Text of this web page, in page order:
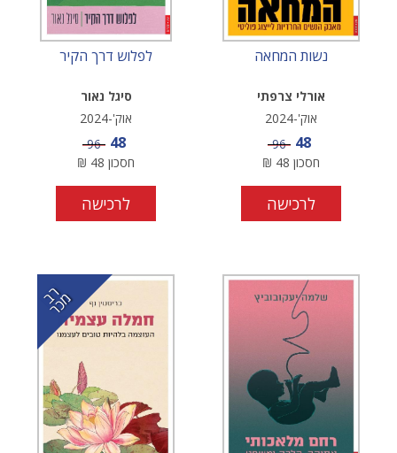
נשות המחאה
אורלי צרפתי
אוק'-2024
מחיר מבצע
48 מחיר
96
חסכון 48
₪
לרכישה
לפלוש דרך הקיר
סיגל נאור
אוק'-2024
מחיר מבצע
48 מחיר
96
חסכון 48
₪
לרכישה
ר
ב מ
כ
ר